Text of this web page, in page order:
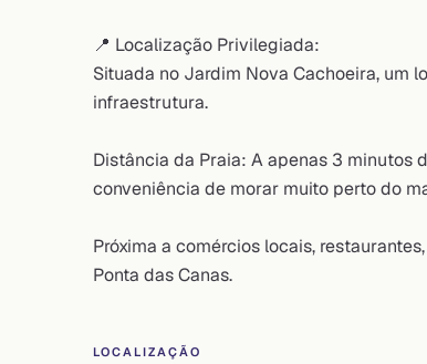
📍 Localização Privilegiada:
Situada no Jardim Nova Cachoeira, um
infraestrutura.
Distância da Praia: A apenas 3 minutos
conveniência de morar muito perto do
Próxima a comércios locais,
Ponta das Canas.
LOCALIZAÇÃO